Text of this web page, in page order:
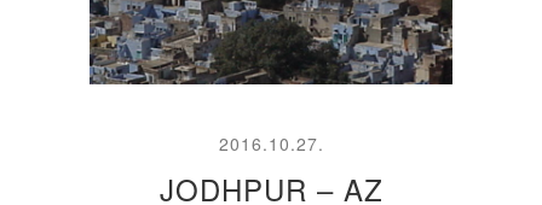
2016.10.27.
JODHPUR – AZ